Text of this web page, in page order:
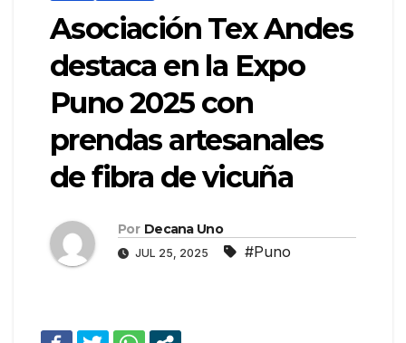
Asociación Tex Andes
destaca en la Expo
Puno 2025 con
prendas artesanales
de fibra de vicuña
Por Decana Uno
JUL 25, 2025 #Puno